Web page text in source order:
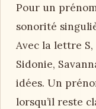
Pour un
sonorité
Avec la lettre S,
Sidonie,
idées. Un
lorsqu’il reste